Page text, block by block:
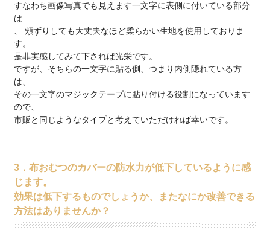
すなわち画像写真でも見えます一文字に表側に付いている部分
は
、 頬ずりしても大丈夫なほど柔らかい生地を使用しておりま
す。
是非実感してみて下されば光栄です。
ですが、そちらの一文字に貼る側、つまり内側隠れている方
は、
その一文字のマジックテープに貼り付ける役割になっています
ので、
市販と同じようなタイプと考えていただければ幸いです。
3．布おむつのカバーの防水力が低下しているように感
じます。
効果は低下するものでしょうか、またなにか改善できる
方法はありませんか？